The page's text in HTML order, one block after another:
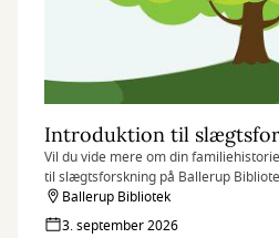
Introduktion til
Vil du vide mere om din
til slægtsforskning på Ballerup
databaser, finde dine aner og komme
stamtræ.
Ballerup Bibliotek
3. september 2026